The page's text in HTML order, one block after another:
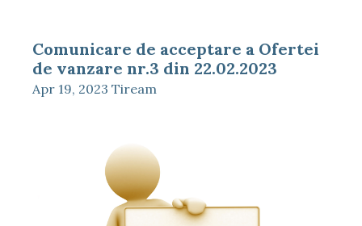
Comunicare de acceptare a Ofertei
de vanzare nr.3 din 22.02.2023
Apr 19, 2023 Tiream